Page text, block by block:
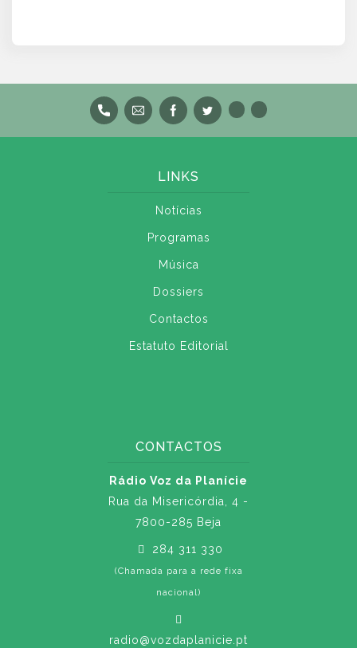
LINKS
Notícias
Programas
Música
Dossiers
Contactos
Estatuto Editorial
CONTACTOS
Rádio Voz da Planície
Rua da Misericórdia, 4 -
7800-285 Beja
284 311 330
(Chamada para a rede fixa
nacional)
radio@vozdaplanicie.pt